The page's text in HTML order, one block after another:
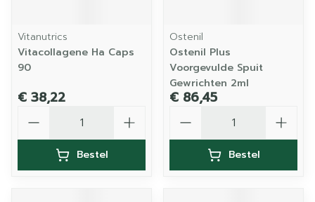
Vitanutrics
Vitacollagene Ha Caps
90
€ 38,22
Bestel
Ostenil
Ostenil Plus
Voorgevulde Spuit
Gewrichten 2ml
€ 86,45
Bestel